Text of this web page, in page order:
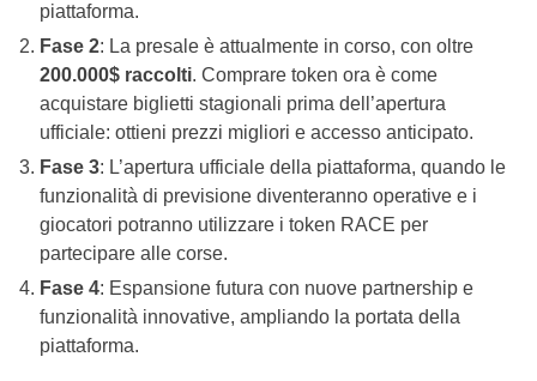
piattaforma.
Fase 2: La presale è attualmente in corso, con oltre
200.000$ raccolti. Comprare token ora è come
acquistare biglietti stagionali prima dell’apertura
ufficiale: ottieni prezzi migliori e accesso anticipato.
Fase 3: L’apertura ufficiale della piattaforma, quando le
funzionalità di previsione diventeranno operative e i
giocatori potranno utilizzare i token RACE per
partecipare alle corse.
Fase 4: Espansione futura con nuove partnership e
funzionalità innovative, ampliando la portata della
piattaforma.